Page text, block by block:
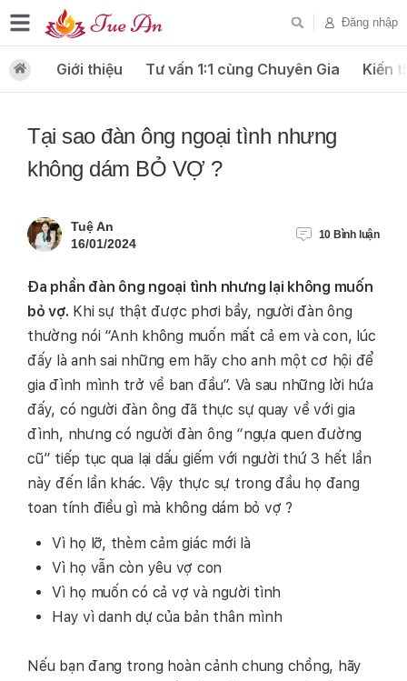
Đăng nhập
Giới thiệu Tư vấn 1:1 cùng Chuyên Gia Kiến
Tại sao đàn ông ngoại tình nhưng
không dám BỎ VỢ ?
Tuệ An
16/01/2024
10 Bình luận
Đa phần đàn ông ngoại tình nhưng lại không muốn
bỏ vợ. Khi sự thật được phơi bầy, người đàn ông
thường nói “Anh không muốn mất cả em và con, lúc
đấy là anh sai những em hãy cho anh một cơ hội để
gia đình mình trở về ban đầu”. Và sau những lời hứa
đấy, có người đàn ông đã thực sự quay về với gia
đình, nhưng có người đàn ông “ngựa quen đường
cũ” tiếp tục qua lại dấu giếm với người thứ 3 hết lần
này đến lần khác. Vậy thực sự trong đầu họ đang
toan tính điều gì mà không dám bỏ vợ ?
Vì họ lỡ, thèm cảm giác mới là
Vì họ vẫn còn yêu vợ con
Vì họ muốn có cả vợ và người tình
Hay vì danh dự của bản thân mình
Nếu bạn đang trong hoàn cảnh chung chồng, hãy